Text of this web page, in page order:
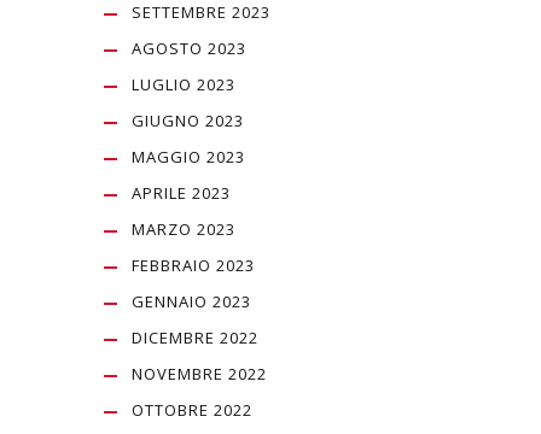
SETTEMBRE 2023
AGOSTO 2023
LUGLIO 2023
GIUGNO 2023
MAGGIO 2023
APRILE 2023
MARZO 2023
FEBBRAIO 2023
GENNAIO 2023
DICEMBRE 2022
NOVEMBRE 2022
OTTOBRE 2022